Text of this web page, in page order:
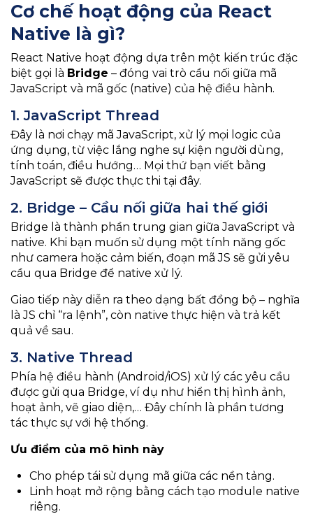
Cơ chế hoạt động của React
Native là gì?
React Native hoạt động dựa trên một kiến trúc đặc
biệt gọi là Bridge – đóng vai trò cầu nối giữa mã
JavaScript và mã gốc (native) của hệ điều hành.
1. JavaScript Thread
Đây là nơi chạy mã JavaScript, xử lý mọi logic của
ứng dụng, từ việc lắng nghe sự kiện người dùng,
tính toán, điều hướng… Mọi thứ bạn viết bằng
JavaScript sẽ được thực thi tại đây.
2. Bridge – Cầu nối giữa hai thế giới
Bridge là thành phần trung gian giữa JavaScript và
native. Khi bạn muốn sử dụng một tính năng gốc
như camera hoặc cảm biến, đoạn mã JS sẽ gửi yêu
cầu qua Bridge để native xử lý.
Giao tiếp này diễn ra theo dạng bất đồng bộ – nghĩa
là JS chỉ “ra lệnh”, còn native thực hiện và trả kết
quả về sau.
3. Native Thread
Phía hệ điều hành (Android/iOS) xử lý các yêu cầu
được gửi qua Bridge, ví dụ như hiển thị hình ảnh,
hoạt ảnh, vẽ giao diện,… Đây chính là phần tương
tác thực sự với hệ thống.
Ưu điểm của mô hình này
Cho phép tái sử dụng mã giữa các nền tảng.
Linh hoạt mở rộng bằng cách tạo module native
riêng.